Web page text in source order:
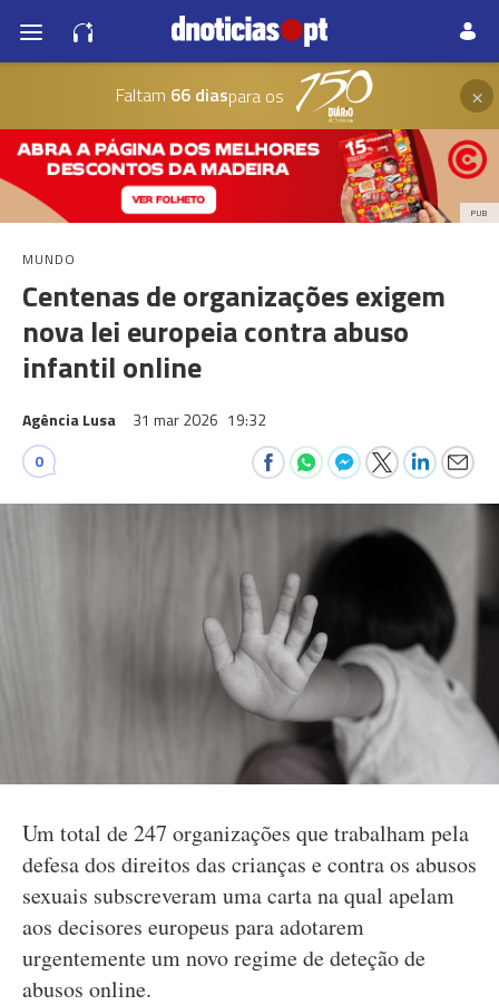
Faltam 66 diaspara os ×
PUB
MUNDO
Centenas de organizações exigem
nova lei europeia contra abuso
infantil online
Agência Lusa 31 mar 2026 19:32
0
Um total de 247 organizações que trabalham pela
defesa dos direitos das crianças e contra os abusos
sexuais subscreveram uma carta na qual apelam
aos decisores europeus para adotarem
urgentemente um novo regime de deteção de
abusos online.